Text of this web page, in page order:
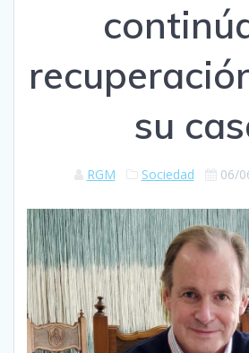
su
RGM Sociedad 06/